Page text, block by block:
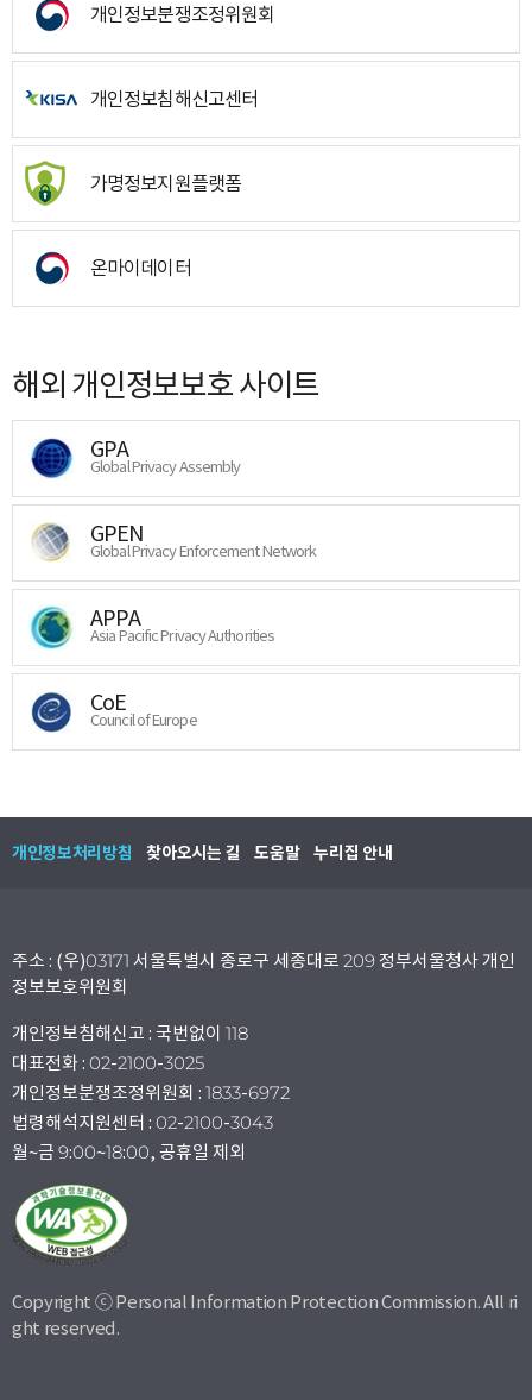
개인정보분쟁조정위원회
개인정보침해신고센터
가명정보지원플랫폼
온마이데이터
해외 개인정보보호 사이트
GPA
Global Privacy Assembly
GPEN
Global Privacy Enforcement Network
APPA
Asia Pacific Privacy Authorities
CoE
Council of Europe
개인정보처리방침 찾아오시는 길 도움말 누리집 안내
주소 : (우)03171 서울특별시 종로구 세종대로 209 정부서울청사 개인
정보보호위원회
개인정보침해신고 : 국번없이 118
대표전화 : 02-2100-3025
개인정보분쟁조정위원회 : 1833-6972
법령해석지원센터 : 02-2100-3043
월~금 9:00~18:00, 공휴일 제외
Copyright ⓒ Personal Information Protection Commission. All ri
ght reserved.